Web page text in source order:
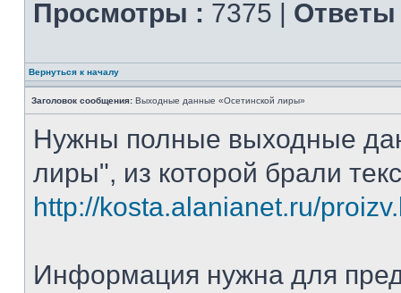
Просмотры : 7375 | Ответы
Вернуться к началу
Заголовок сообщения: Выходные данные «Осетинской лиры»
Нужны полные выходные
лиры", из которой брали
http://kosta.alanianet.ru/
Информация нужна для